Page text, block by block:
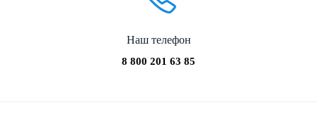
Наш телефон
8 800 201 63 85